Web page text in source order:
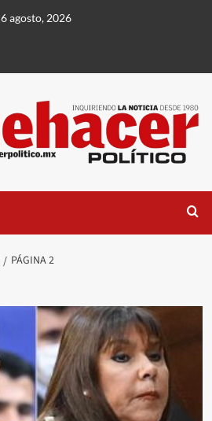
6 agosto, 2026
PÁGINA 2